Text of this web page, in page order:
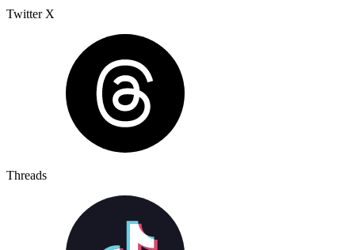
Twitter X
Threads